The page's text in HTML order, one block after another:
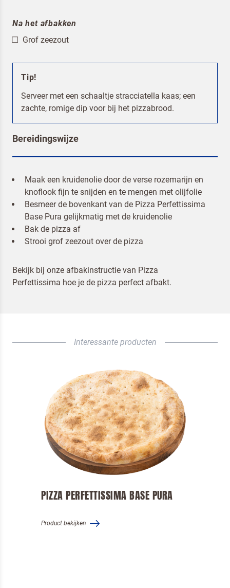
Na het afbakken
Grof zeezout
Tip!
Serveer met een schaaltje stracciatella kaas; een
zachte, romige dip voor bij het pizzabrood.
Bereidingswijze
Maak een kruidenolie door de verse rozemarijn en
knoflook fijn te snijden en te mengen met olijfolie
Besmeer de bovenkant van de Pizza Perfettissima
Base Pura gelijkmatig met de kruidenolie
Bak de pizza af
Strooi grof zeezout over de pizza
Bekijk bij onze afbakinstructie van Pizza
Perfettissima hoe je de pizza perfect afbakt.
Interessante producten
PIZZA PERFETTISSIMA BASE PURA
Product bekijken
Terugbelverzoek
Om spam te bestrijden, selecteer hieronder de
Ik ben een horeca professional
Door op versturen te klikken, ga je akkoord metonze voorwaarden
VERSTUREN